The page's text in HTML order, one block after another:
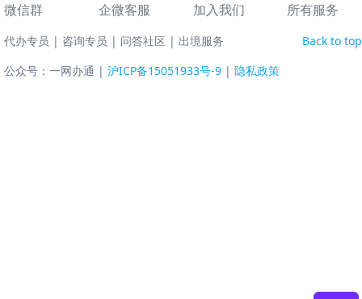
微信群
企微客服
加入我们
所有服务
Back to top
代办专员 | 咨询专员 | 问答社区 | 出境服务
公众号：一网办通 | 沪ICP备15051933号-9 | 隐私政策